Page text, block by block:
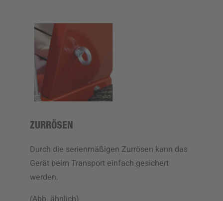
ZURRÖSEN
Durch die serienmäßigen Zurrösen kann das
Gerät beim Transport einfach gesichert
werden.